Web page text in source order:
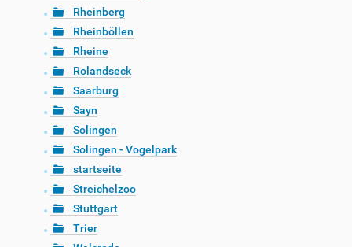
Rheinberg
Rheinböllen
Rheine
Rolandseck
Saarburg
Sayn
Solingen
Solingen - Vogelpark
startseite
Streichelzoo
Stuttgart
Trier